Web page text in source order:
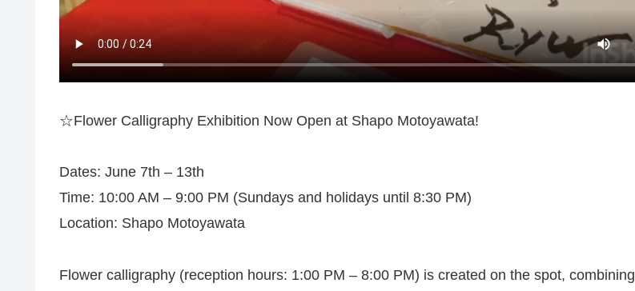
☆Flower Calligraphy Exhibition Now Open at Shapo Motoyawata!
Dates: June 7th – 13th
Time: 10:00 AM – 9:00 PM (Sundays and holidays until 8:30 PM)
Location: Shapo Motoyawata
Flower calligraphy (reception hours: 1:00 PM – 8:00 PM) is created on the spot, combining